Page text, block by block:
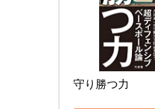
守り勝つ力